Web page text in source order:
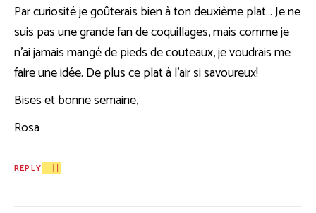
Par curiosité je goûterais bien à ton deuxième plat… Je ne
suis pas une grande fan de coquillages, mais comme je
n’ai jamais mangé de pieds de couteaux, je voudrais me
faire une idée. De plus ce plat à l’air si savoureux!
Bises et bonne semaine,
Rosa
REPLY